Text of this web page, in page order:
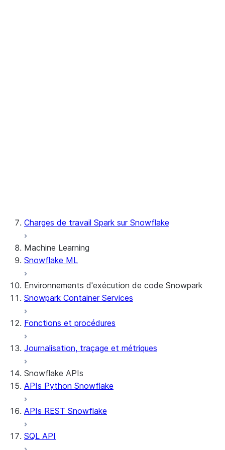
Charges de travail Spark sur Snowflake
Machine Learning
Snowflake ML
Environnements d'exécution de code Snowpark
Snowpark Container Services
Fonctions et procédures
Journalisation, traçage et métriques
Snowflake APIs
APIs Python Snowflake
APIs REST Snowflake
SQL API